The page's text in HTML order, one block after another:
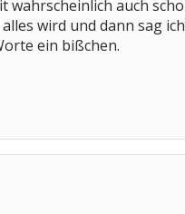
wahrscheinlich auch
wird und dann sag
ein bißchen.